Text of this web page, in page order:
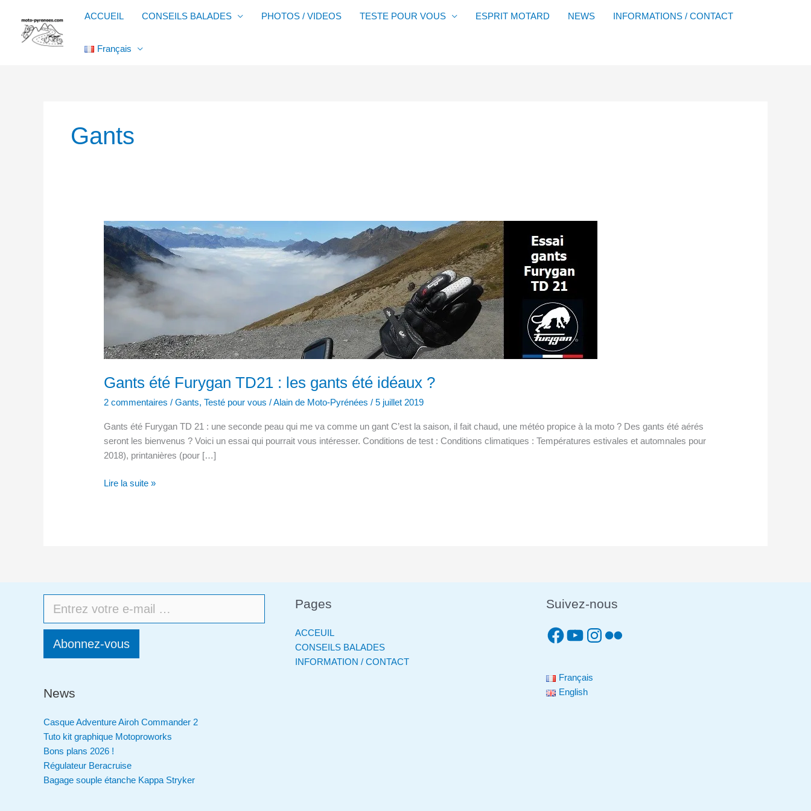
contenu
ACCUEIL CONSEILS BALADES PHOTOS / VIDEOS TESTE POUR VOUS ESPRIT MOTARD NEWS INFORMATIONS / CONTACT
Français
Gants
Gants été Furygan TD21 : les gants été idéaux ?
2 commentaires /Gants,Testé pour vous /Alain de Moto-Pyrénées/5 juillet 2019
Gants été Furygan TD 21 : une seconde peau qui me va comme un gant C’est la saison, il fait chaud, une météo propice à la moto ? Des gants été aérés
seront les bienvenus ? Voici un essai qui pourrait vous intéresser. Conditions de test : Conditions climatiques : Températures estivales et automnales pour
2018), printanières (pour […]
Gants
été
Furygan
TD21 :
les
gants
Lire la suite »
Abonnez-vous
News
Casque Adventure Airoh Commander 2
Tuto kit graphique Motoproworks
Bons plans 2026 !
Régulateur Beracruise
Bagage souple étanche Kappa Stryker
Pages
ACCEUIL
CONSEILS BALADES
INFORMATION / CONTACT
Suivez-nous
Français
English